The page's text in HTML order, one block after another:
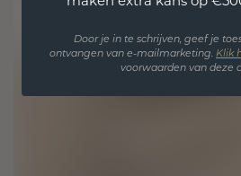
Door je in te schrijven, geef je
ontvangen van e-mailmarketing. Klik
voorwaarden van deze